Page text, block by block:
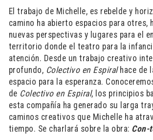
El trabajo de Michelle, es rebelde y
camino ha abierto espacios para otres,
nuevas perspectivas y lugares para el
territorio donde el teatro para la
atención. Desde un trabajo creativo
profundo, Colectivo en Espiralhace de
espacio para la esperanza.
de Colectivo en Espiral, los principios
esta compañía ha generado su larga
caminos creativos que Michelle ha
tiempo. Se charlará sobre la obra: Con-